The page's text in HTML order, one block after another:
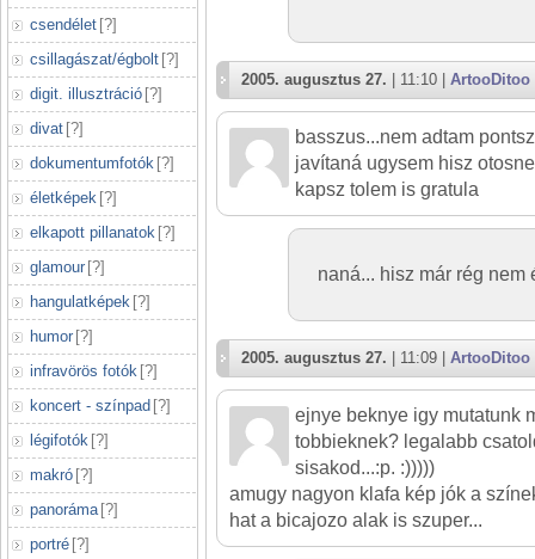
csendélet [?]
csillagászat/égbolt [?]
digit. illusztráció [?]
divat [?]
dokumentumfotók [?]
életképek [?]
elkapott pillanatok [?]
glamour [?]
hangulatképek [?]
humor [?]
infravörös fotók [?]
koncert - színpad [?]
légifotók [?]
makró [?]
panoráma [?]
portré [?]
2005. augusztus 27. | 11:10 | ArtooDitoo
basszus...nem adtam
javítaná ugysem hisz
kapsz tolem is gratula
naná... hisz már rég
2005. augusztus 27. | 11:09 | ArtooDitoo
ejnye beknye igy mutatunk
tobbieknek? legalabb
sisakod...:p. :)))))
amugy nagyon klafa kép jók a
hat a bicajozo alak is szuper...